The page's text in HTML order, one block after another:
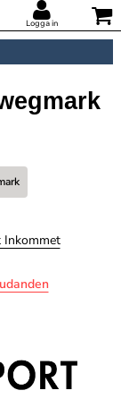
Logga in
Inkommet